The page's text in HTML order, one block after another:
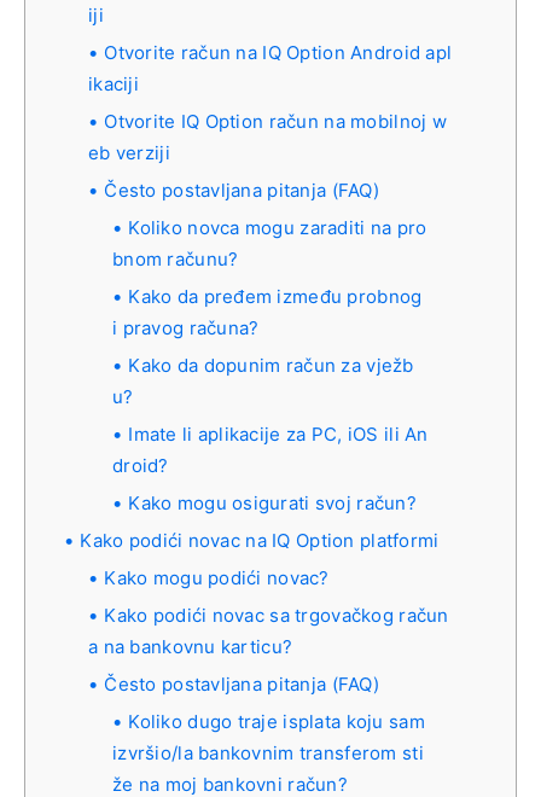
iji
Otvorite račun na IQ Option Android apl
ikaciji
Otvorite IQ Option račun na mobilnoj w
eb verziji
Često postavljana pitanja (FAQ)
Koliko novca mogu zaraditi na pro
bnom računu?
Kako da pređem između probnog
i pravog računa?
Kako da dopunim račun za vježb
u?
Imate li aplikacije za PC, iOS ili An
droid?
Kako mogu osigurati svoj račun?
Kako podići novac na IQ Option platformi
Kako mogu podići novac?
Kako podići novac sa trgovačkog račun
a na bankovnu karticu?
Često postavljana pitanja (FAQ)
Koliko dugo traje isplata koju sam
izvršio/la bankovnim transferom sti
že na moj bankovni račun?